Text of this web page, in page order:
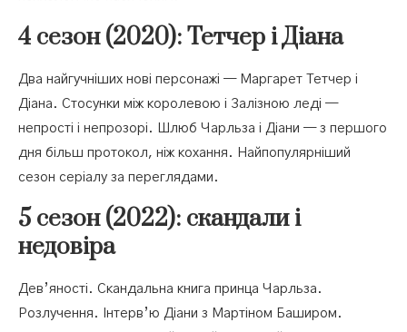
4 сезон (2020): Тетчер і Діана
Два найгучніших нові персонажі — Маргарет Тетчер і
Діана. Стосунки між королевою і Залізною леді —
непрості і непрозорі. Шлюб Чарльза і Діани — з першого
дня більш протокол, ніж кохання. Найпопулярніший
сезон серіалу за переглядами.
5 сезон (2022): скандали і
недовіра
Дев’яності. Скандальна книга принца Чарльза.
Розлучення. Інтерв’ю Діани з Мартіном Баширом.